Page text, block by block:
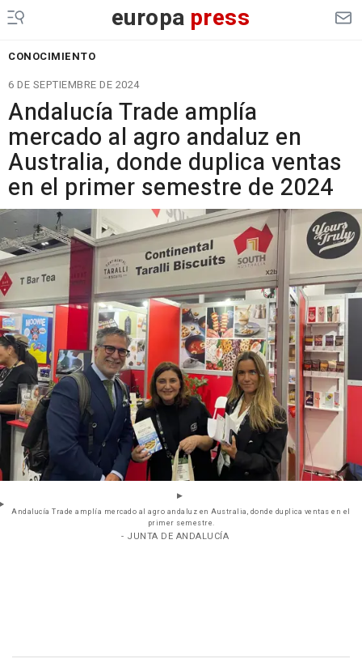
europa press
CONOCIMIENTO
6 DE SEPTIEMBRE DE 2024
Andalucía Trade amplía
mercado al agro andaluz en
Australia, donde duplica ventas
en el primer semestre de 2024
Andalucía Trade amplía mercado al agro andaluz en Australia, donde duplica ventas en el
primer semestre.
- JUNTA DE ANDALUCÍA